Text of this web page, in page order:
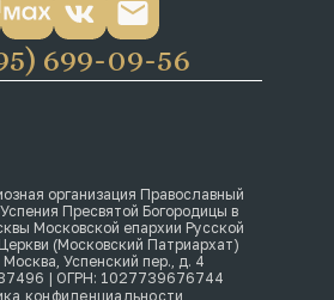
организация Православный
Пресвятой Богородицы в
Московской епархии Русской
(Московский Патриархат)
Успенский пер., д. 4
| ОГРН: 1027739676744
конфиденциальности
699-09-56